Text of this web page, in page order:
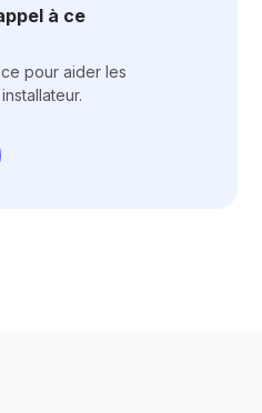
à ce
pour aider les